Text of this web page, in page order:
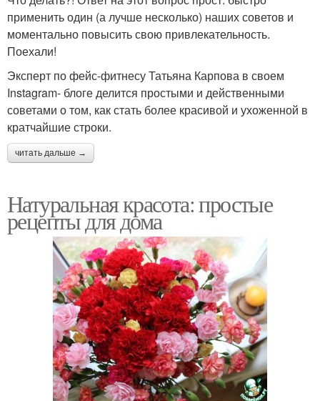
применить один (а лучше несколько) наших советов и
моментально повысить свою привлекательность.
Поехали!
Эксперт по фейс-фитнесу Татьяна Карпова в своем
Instagram- блоге делится простыми и действенными
советами о том, как стать более красивой и ухоженной в
кратчайшие строки.
читать дальше →
Натуральная красота: простые
рецепты для дома